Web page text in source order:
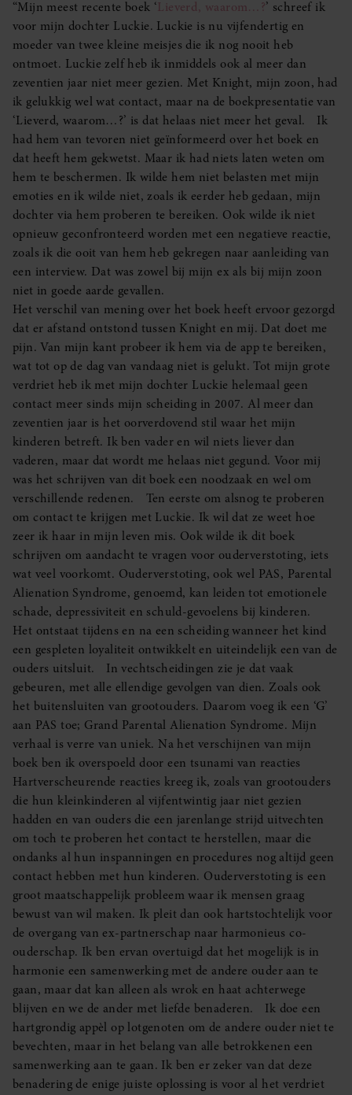
“Mijn meest recente boek ‘Lieverd, waarom…?’ schreef ik
voor mijn dochter Luckie. Luckie is nu vijfendertig en
moeder van twee kleine meisjes die ik nog nooit heb
ontmoet. Luckie zelf heb ik inmiddels ook al meer dan
zeventien jaar niet meer gezien. Met Knight, mijn zoon, had
ik gelukkig wel wat contact, maar na de boekpresentatie van
‘Lieverd, waarom…?’ is dat helaas niet meer het geval. Ik
had hem van tevoren niet geïnformeerd over het boek en
dat heeft hem gekwetst. Maar ik had niets laten weten om
hem te beschermen. Ik wilde hem niet belasten met mijn
emoties en ik wilde niet, zoals ik eerder heb gedaan, mijn
dochter via hem proberen te bereiken. Ook wilde ik niet
opnieuw geconfronteerd worden met een negatieve reactie,
zoals ik die ooit van hem heb gekregen naar aanleiding van
een interview. Dat was zowel bij mijn ex als bij mijn zoon
niet in goede aarde gevallen.
Het verschil van mening over het boek heeft ervoor gezorgd
dat er afstand ontstond tussen Knight en mij. Dat doet me
pijn. Van mijn kant probeer ik hem via de app te bereiken,
wat tot op de dag van vandaag niet is gelukt. Tot mijn grote
verdriet heb ik met mijn dochter Luckie helemaal geen
contact meer sinds mijn scheiding in 2007. Al meer dan
zeventien jaar is het oorverdovend stil waar het mijn
kinderen betreft. Ik ben vader en wil niets liever dan
vaderen, maar dat wordt me helaas niet gegund. Voor mij
was het schrijven van dit boek een noodzaak en wel om
verschillende redenen. Ten eerste om alsnog te proberen
om contact te krijgen met Luckie. Ik wil dat ze weet hoe
zeer ik haar in mijn leven mis. Ook wilde ik dit boek
schrijven om aandacht te vragen voor ouderverstoting, iets
wat veel voorkomt. Ouderverstoting, ook wel PAS, Parental
Alienation Syndrome, genoemd, kan leiden tot emotionele
schade, depressiviteit en schuld-gevoelens bij kinderen.
Het ontstaat tijdens en na een scheiding wanneer het kind
een gespleten loyaliteit ontwikkelt en uiteindelijk een van de
ouders uitsluit. In vechtscheidingen zie je dat vaak
gebeuren, met alle ellendige gevolgen van dien. Zoals ook
het buitensluiten van grootouders. Daarom voeg ik een ‘G’
aan PAS toe; Grand Parental Alienation Syndrome. Mijn
verhaal is verre van uniek. Na het verschijnen van mijn
boek ben ik overspoeld door een tsunami van reacties
Hartverscheurende reacties kreeg ik, zoals van grootouders
die hun kleinkinderen al vijfentwintig jaar niet gezien
hadden en van ouders die een jarenlange strijd uitvechten
om toch te proberen het contact te herstellen, maar die
ondanks al hun inspanningen en procedures nog altijd geen
contact hebben met hun kinderen. Ouderverstoting is een
groot maatschappelijk probleem waar ik mensen graag
bewust van wil maken. Ik pleit dan ook hartstochtelijk voor
de overgang van ex-partnerschap naar harmonieus co-
ouderschap. Ik ben ervan overtuigd dat het mogelijk is in
harmonie een samenwerking met de andere ouder aan te
gaan, maar dat kan alleen als wrok en haat achterwege
blijven en we de ander met liefde benaderen. Ik doe een
hartgrondig appèl op lotgenoten om de andere ouder niet te
bevechten, maar in het belang van alle betrokkenen een
samenwerking aan te gaan. Ik ben er zeker van dat deze
benadering de enige juiste oplossing is voor al het verdriet